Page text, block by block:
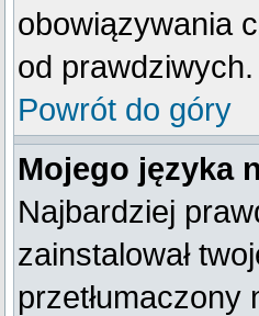
obowiązywania
od prawdziwych.
Powrót do góry
Mojego języka
Najbardziej
zainstalował